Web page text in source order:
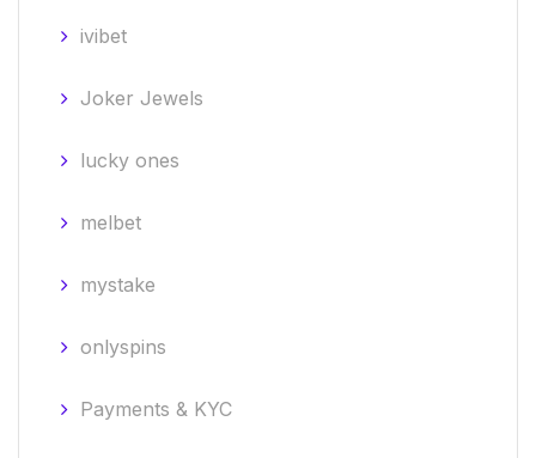
ivibet
Joker Jewels
lucky ones
melbet
mystake
onlyspins
Payments & KYC